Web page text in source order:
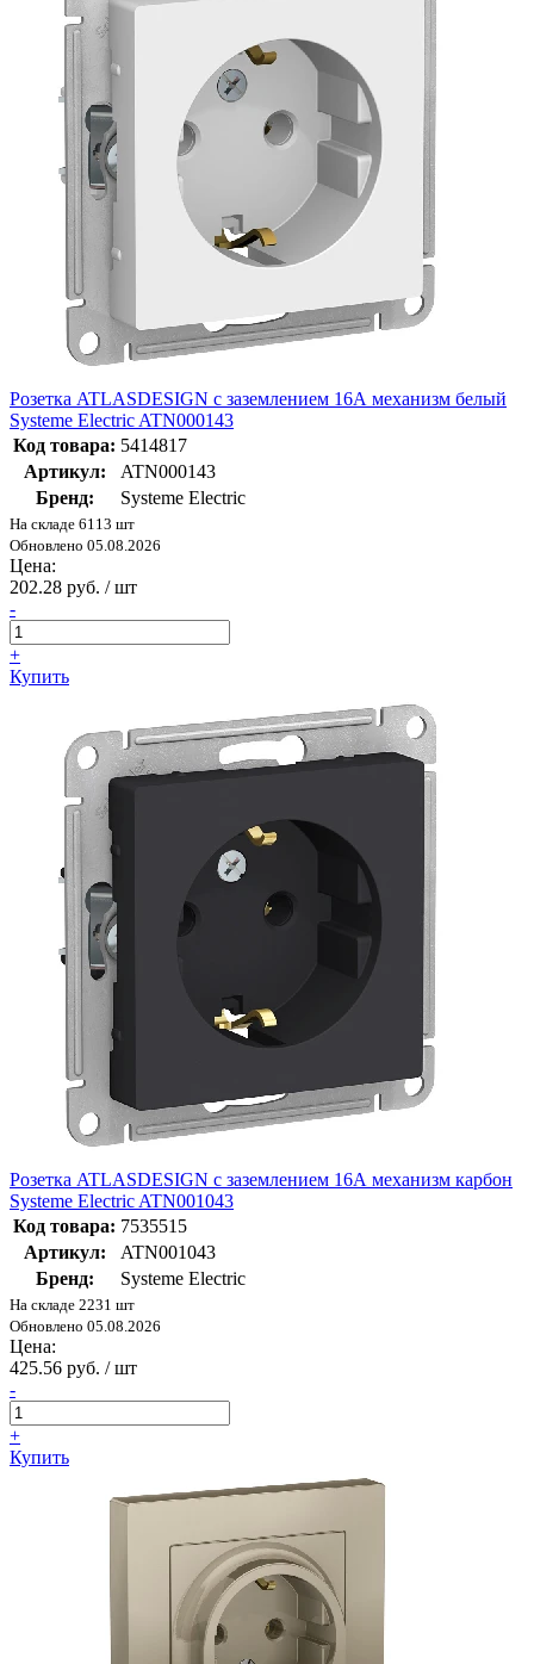
Розетка ATLASDESIGN с заземлением 16А механизм белый
Systeme Electric ATN000143
Код товара: 5414817
Артикул:
ATN000143
Бренд:
Systeme Electric
На складе 6113 шт
Обновлено 05.08.2026
Цена:
202.28 руб. / шт
-
+
Купить
Розетка ATLASDESIGN с заземлением 16А механизм карбон
Systeme Electric ATN001043
Код товара: 7535515
Артикул:
ATN001043
Бренд:
Systeme Electric
На складе 2231 шт
Обновлено 05.08.2026
Цена:
425.56 руб. / шт
-
+
Купить